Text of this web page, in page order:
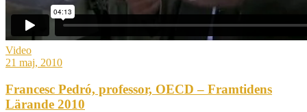
Video
21 maj, 2010
Francesc Pedró, professor, OECD – Framtidens
Lärande 2010